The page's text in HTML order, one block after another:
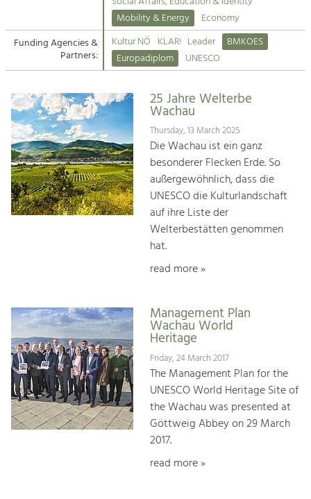
Suche
Impressum
Kontakt
Tourism
Offer Development and Positioning
Art & Culture
Crafts, Science and Research.
Social Affairs, Education
& Identity
Equality, Youth and Integration.
Climate Change, Public Transport and
Increase in Regional Value Added.
Mobility & Energy
Economy
Funding Agencies &
Partners:
Kultur NÖ KLAR! Leader
BMKOES
Europadiplom
UNESCO
25 Jahre Welterbe
Wachau
Thursday, 13 March 2025
Die Wachau ist ein ganz
besonderer Flecken Erde. So
außergewöhnlich, dass die
UNESCO die Kulturlandschaft
auf ihre Liste der
Welterbestätten genommen
hat.
read more »
Management Plan
Wachau World
Heritage
Friday, 24 March 2017
The Management Plan for the
UNESCO World Heritage Site of
the Wachau was presented at
Göttweig Abbey on 29 March
2017.
read more »